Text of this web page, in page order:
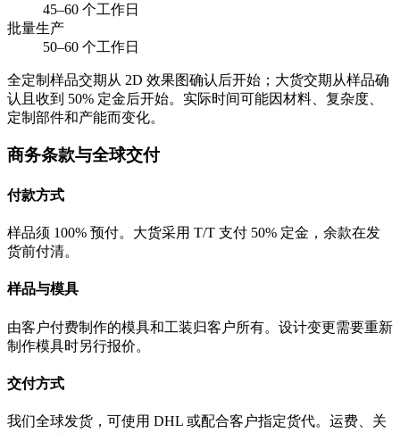
45–60 个工作日
批量生产
50–60 个工作日
全定制样品交期从 2D 效果图确认后开始；大货交期从样品确
认且收到 50% 定金后开始。实际时间可能因材料、复杂度、
定制部件和产能而变化。
商务条款与全球交付
付款方式
样品须 100% 预付。大货采用 T/T 支付 50% 定金，余款在发
货前付清。
样品与模具
由客户付费制作的模具和工装归客户所有。设计变更需要重新
制作模具时另行报价。
交付方式
我们全球发货，可使用 DHL 或配合客户指定货代。运费、关